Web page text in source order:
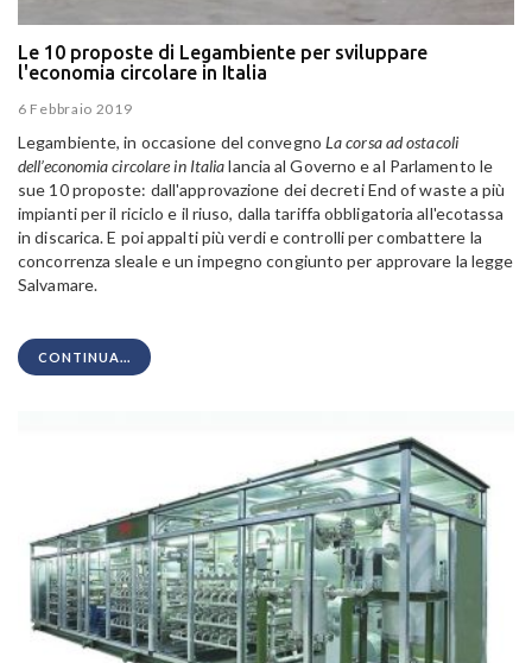
Le 10 proposte di Legambiente per sviluppare
l'economia circolare in Italia
6 Febbraio 2019
Legambiente, in occasione del convegno La corsa ad ostacoli
dell’economia circolare in Italialancia al Governo e al Parlamento le
sue 10 proposte: dall'approvazione dei decreti End of waste a più
impianti per il riciclo e il riuso, dalla tariffa obbligatoria all'ecotassa
in discarica. E poi appalti più verdi e controlli per combattere la
concorrenza sleale e un impegno congiunto per approvare la legge
Salvamare.
CONTINUA...